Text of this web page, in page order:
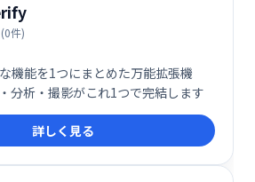
(0件)
機能を1つにまとめた万能拡張機
分析・撮影がこれ1つで完結します
詳しく見る